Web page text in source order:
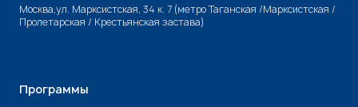
Москва,ул. Марксистская, 34 к. 7 (метро Таганская /Марксистская /
Пролетарская / Крестьянская застава)
Программы